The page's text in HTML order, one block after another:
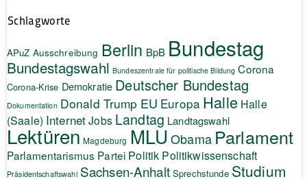
Schlagworte
APuZ Ausschreibung Berlin BpB Bundestag
Bundestagswahl Bundeszentrale für politische Bildung Corona
Corona-Krise Demokratie Deutscher Bundestag
Dokumentation Donald Trump EU Europa Halle Halle
(Saale) InternetJobs Landtag Landtagswahl
Lektüren Magdeburg MLU Obama Parlament
Parlamentarismus Partei Politik Politikwissenschaft
Präsidentschaftswahl Sachsen-Anhalt Sprechstunde Studium